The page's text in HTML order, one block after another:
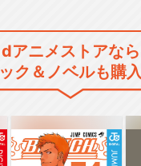
忍たま乱太
dアニメストアなら
ク＆ノベルも購